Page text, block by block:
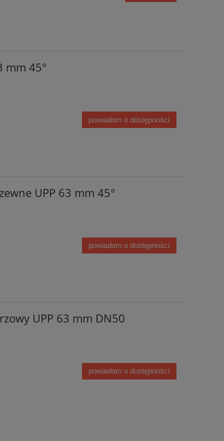
mm 45°
powiadom o dostępności
UPP 63 mm 45°
powiadom o dostępności
UPP 63 mm DN50
powiadom o dostępności